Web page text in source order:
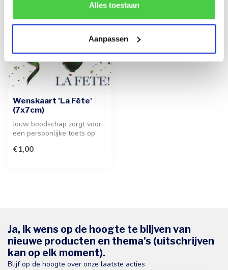
de correcte werking van de website kan verstoren.
Alles toestaan
Aanpassen
Wenskaart 'La Fête'
(7x7cm)
Jouw boodschap zorgt voor
een persoonlijke toets op
H...
€1,00
Ja, ik wens op de hoogte te blijven van
nieuwe producten en thema's (uitschrijven
kan op elk moment).
Blijf op de hoogte over onze laatste acties